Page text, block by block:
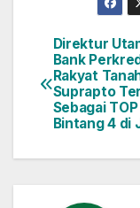
pos
Direktur
Bank
Rakyat
Suprapto
Sebagai TOP
Bintang 4 di